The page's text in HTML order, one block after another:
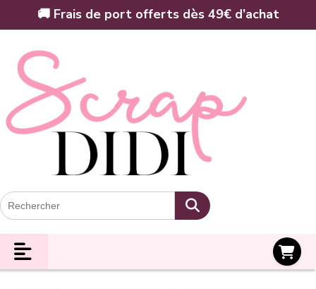
🚚 Frais de port offerts dès 49€ d’achat